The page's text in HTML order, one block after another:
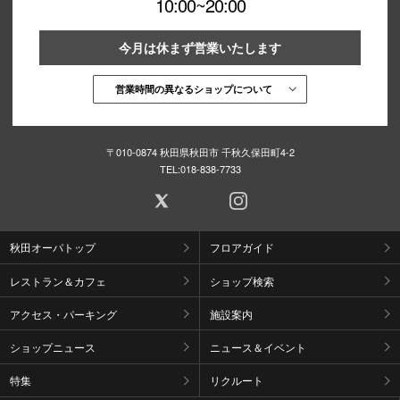
今月は休まず営業いたします
営業時間の異なるショップについて
〒010-0874 秋田県秋田市 千秋久保田町4-2
TEL:018-838-7733
秋田オーパトップ フロアガイド
レストラン＆カフェ ショップ検索
アクセス・パーキング 施設案内
ショップニュース ニュース＆イベント
特集 リクルート